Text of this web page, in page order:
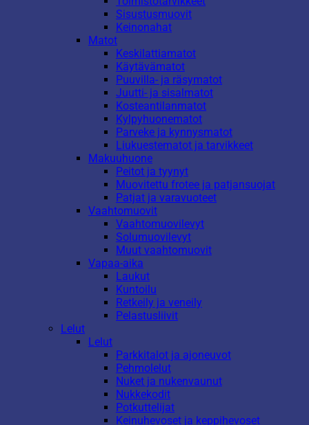
Sisustusmuovit
Keinonahat
Matot
Keskilattiamatot
Käytävämatot
Puuvilla- ja räsymatot
Juutti- ja sisalmatot
Kosteantilanmatot
Kylpyhuonematot
Parveke ja kynnysmatot
Liukuestematot ja tarvikkeet
Makuuhuone
Peitot ja tyynyt
Muovitettu frotee ja patjansuojat
Patjat ja varavuoteet
Vaahtomuovit
Vaahtomuovilevyt
Solumuovilevyt
Muut vaahtomuovit
Vapaa-aika
Laukut
Kuntoilu
Retkeily ja veneily
Pelastusliivit
Lelut
Lelut
Parkkitalot ja ajoneuvot
Pehmolelut
Nuket ja nukenvaunut
Nukkekodit
Potkuttelijat
Keinuhevoset ja keppihevoset